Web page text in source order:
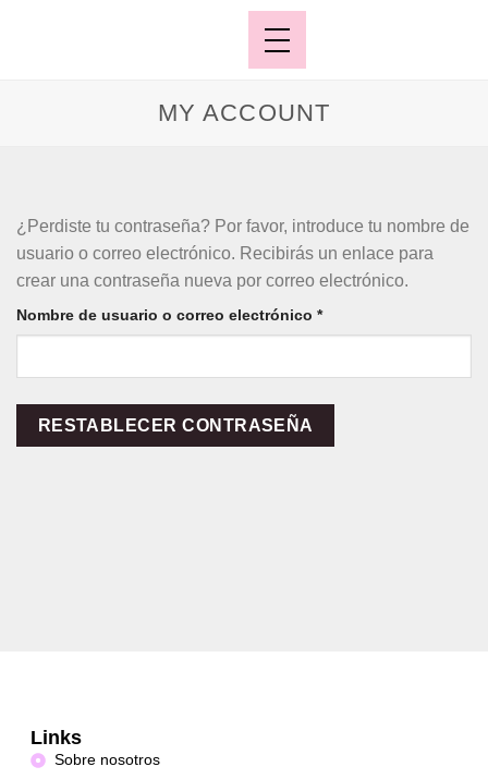
MY ACCOUNT
¿Perdiste tu contraseña? Por favor, introduce tu nombre de
usuario o correo electrónico. Recibirás un enlace para
crear una contraseña nueva por correo electrónico.
Nombre de usuario o correo electrónico *
RESTABLECER CONTRASEÑA
Links
Sobre nosotros